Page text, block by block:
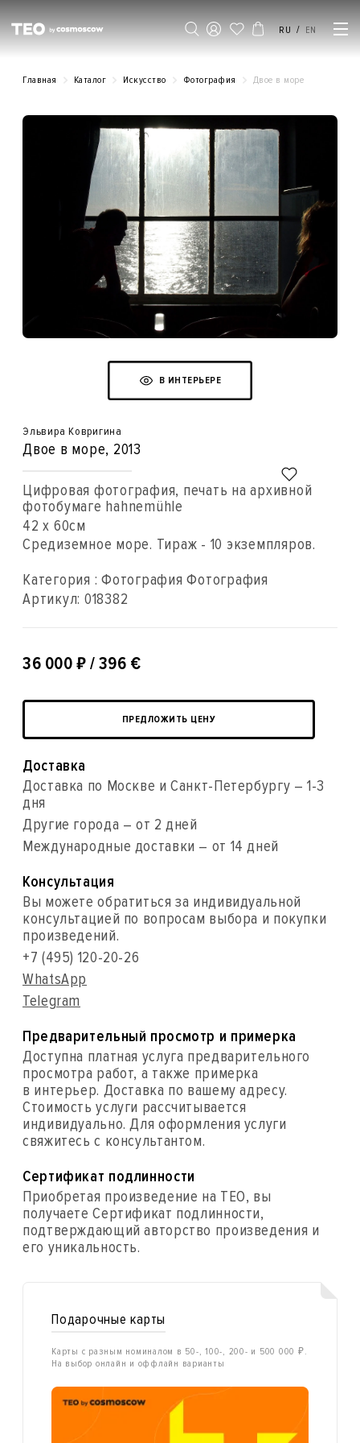
RU / EN
Главная Каталог Искусство Фотография Двое в море
В ИНТЕРЬЕРЕ
Эльвира Ковригина
Двое в море, 2013
Цифровая фотография, печать на архивной
фотобумаге hahnemühle
42 x 60см
Средиземное море. Тираж - 10 экземпляров.
Категория : Фотография Фотография
Артикул: 018382
36 000 ₽ / 396 €
ПРЕДЛОЖИТЬ ЦЕНУ
Доставка
Доставка по Москве и Санкт-Петербургу – 1-3
дня
Другие города – от 2 дней
Международные доставки – от 14 дней
Консультация
Вы можете обратиться за индивидуальной
консультацией по вопросам выбора и покупки
произведений.
+7 (495) 120-20-26
WhatsApp
Telegram
Предварительный просмотр и примерка
Доступна платная услуга предварительного
просмотра работ, а также примерка
в интерьер. Доставка по вашему адресу.
Стоимость услуги рассчитывается
индивидуально. Для оформления услуги
свяжитесь с консультантом.
Сертификат подлинности
Приобретая произведение на ТЕО, вы
получаете Сертификат подлинности,
подтверждающий авторство произведения и
его уникальность.
Подарочные карты
Карты с разным номиналом в 50-, 100-, 200- и 500 000 ₽.
На выбор онлайн и оффлайн варианты